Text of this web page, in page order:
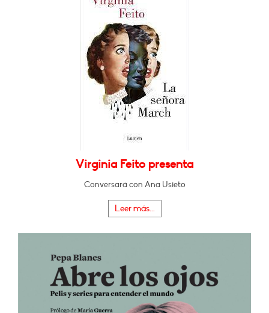
Virginia Feito presenta
Conversará con Ana Usieto
Leer más...